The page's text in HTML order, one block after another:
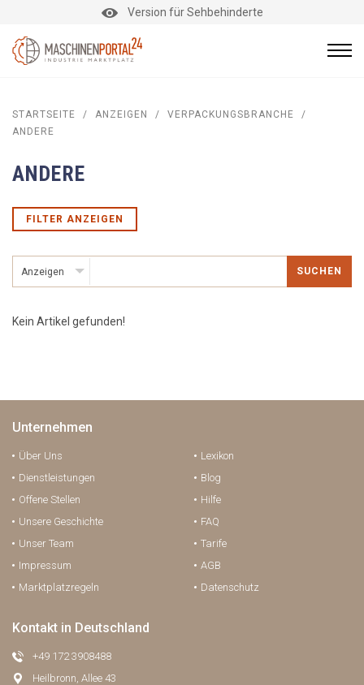
Version für Sehbehinderte
STARTSEITE / ANZEIGEN / VERPACKUNGSBRANCHE
/
ANDERE
ANDERE
FILTER ANZEIGEN
Anzeigen SUCHEN
Kein Artikel gefunden!
Unternehmen
Über Uns
Dienstleistungen
Offene Stellen
Unsere Geschichte
Unser Team
Impressum
Marktplatzregeln
Lexikon
Blog
Hilfe
FAQ
Tarife
AGB
Datenschutz
Kontakt in Deutschland
+49 172 3908488
Heilbronn, Allee 43